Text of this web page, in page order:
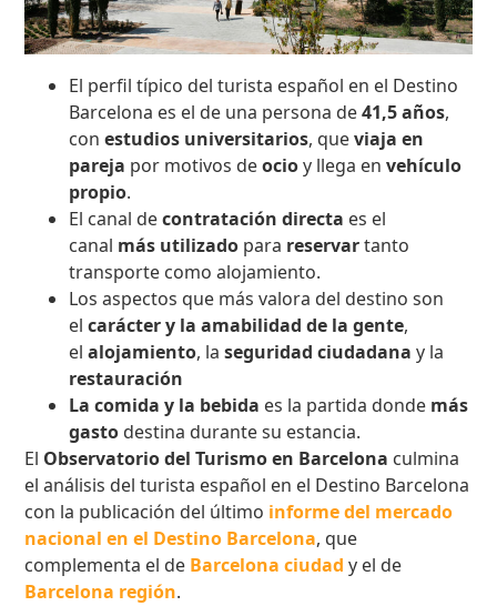
El perfil típico del turista español en el Destino
Barcelona es el de una persona de41,5 años,
conestudios universitarios, queviaja en
pareja por motivos deocioy llega en vehículo
propio.
El canal decontratación directa es el
canal más utilizado para reservartanto
transporte como alojamiento.
Los aspectos que más valora del destino son
elcarácter y la amabilidad de la gente,
elalojamiento, laseguridad ciudadanay la
restauración
La comida y la bebida es la partida donde más
gasto destina durante su estancia.
El Observatorio del Turismo en Barcelona culmina
el análisis del turista español en el Destino Barcelona
con la publicación del último informe del mercado
nacional en el Destino Barcelona, que
complementa el de Barcelona ciudad y el de
Barcelona región.